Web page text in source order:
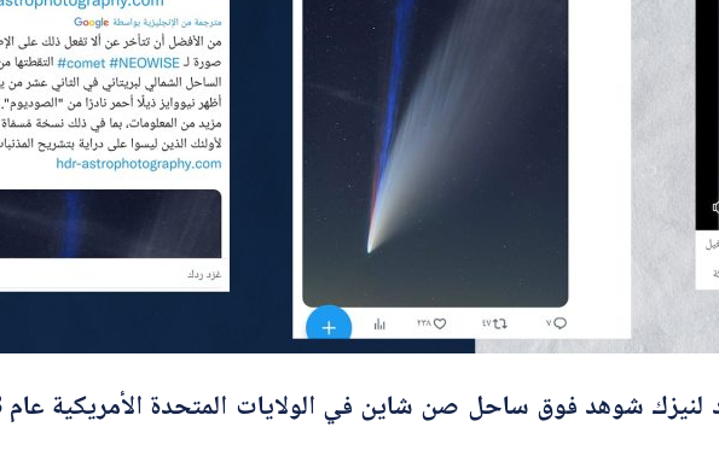
لنيزك شوهد فوق ساحل صن شاين في الولايات المتحدة الأمريكية عام 2013،